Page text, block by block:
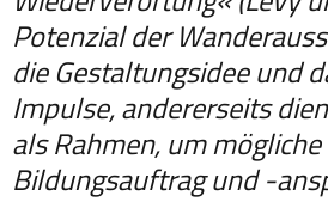
Potenzial der
die Gestaltungsidee und
Impulse, andererseits
als Rahmen, um
Bildungsauftrag und -